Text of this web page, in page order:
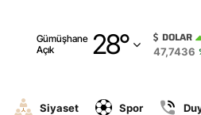
Gümüşhane
Açık
28°
Amasya
Antalya
DOLAR
47,7436
Siyaset Spor